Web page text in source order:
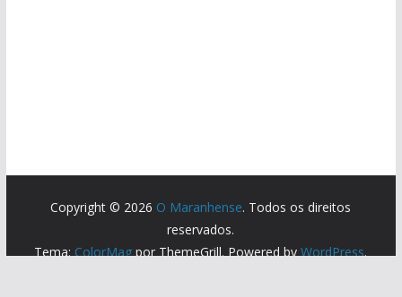
Copyright © 2026 O Maranhense. Todos os direitos
reservados.
Tema: ColorMag por ThemeGrill. Powered byWordPress.